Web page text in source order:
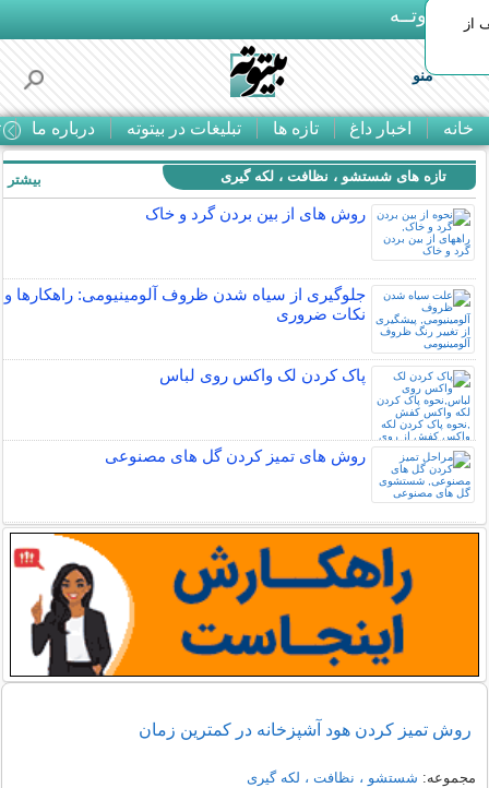
بـیتوتــه
منو
خانه اخبار داغ تازه ها تبلیغات در بیتوته درباره ما
تخفیف از
تازه های شستشو ، نظافت ، لکه گیری
روش های از بين بردن گرد و خاک
جلوگیری از سیاه شدن ظروف آلومینیومی: راهکارها و
نکات ضروری
پاک کردن لک واکس روی لباس
روش های تمیز کردن گل های مصنوعی
بیشتر
روش تمیز کردن هود آشپزخانه در کمترین زمان
مجموعه: شستشو ، نظافت ، لکه گیری